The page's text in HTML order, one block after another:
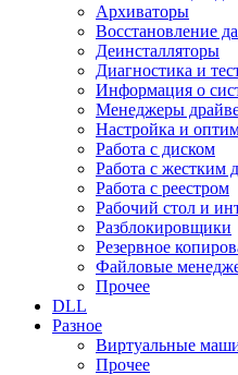
Архиваторы
Восстановление
Деинсталляторы
Диагностика и
Информация о
Менеджеры
Настройка и
Работа с диском
Работа с жестким
Работа с реестром
Рабочий стол и
Разблокировщики
Резервное
Файловые
Прочее
DLL
Разное
Виртуальные
Прочее